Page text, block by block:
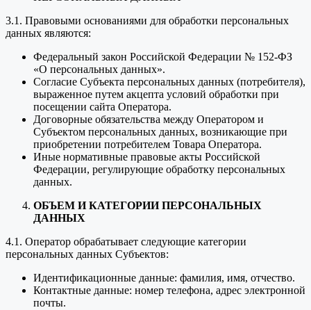
3.1. Правовыми основаниями для обработки персональных
данных являются:
Федеральный закон Российской Федерации № 152-ФЗ
«О персональных данных».
Согласие Субъекта персональных данных (потребителя),
выраженное путем акцепта условий обработки при
посещении сайта Оператора.
Договорные обязательства между Оператором и
Субъектом персональных данных, возникающие при
приобретении потребителем Товара Оператора.
Иные нормативные правовые акты Российской
Федерации, регулирующие обработку персональных
данных.
ОБЪЕМ И КАТЕГОРИИ ПЕРСОНАЛЬНЫХ
ДАННЫХ
4.1. Оператор обрабатывает следующие категории
персональных данных Субъектов:
Идентификационные данные: фамилия, имя, отчество.
Контактные данные: номер телефона, адрес электронной
почты.